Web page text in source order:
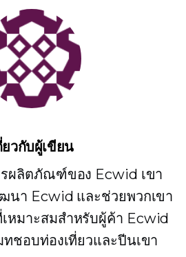
ยวกับผู้เขียน
ผลิตภัณฑ์ของ Ecwid เขา
นา Ecwid และช่วยพวกเขา
มาะสมสำหรับผู้ค้า Ecwid
ทชอบท่องเที่ยวและปีนเขา